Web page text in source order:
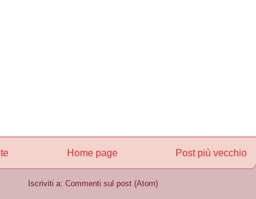
Post più vecchio
Home page
Iscriviti a: Commenti sul post (Atom)